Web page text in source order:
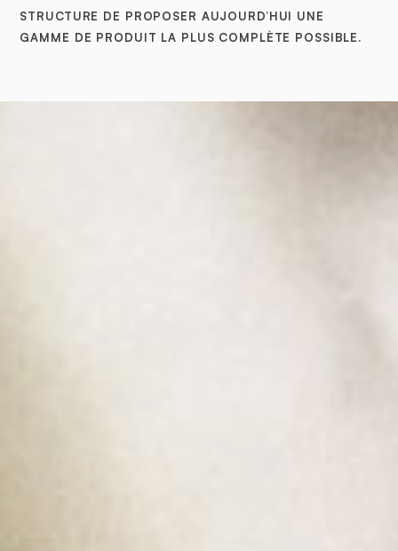
STRUCTURE DE PROPOSER AUJOURD’HUI UNE
GAMME DE PRODUIT LA PLUS COMPLÈTE POSSIBLE.